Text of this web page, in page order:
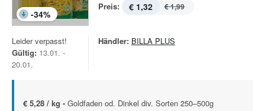
-34%
Preis: € 1,32 € 1,99
Leider verpasst!
Gültig: 13.01. -
20.01.
Händler: BILLA PLUS
€ 5,28 / kg - Goldfaden od. Dinkel div. Sorten 250–500g